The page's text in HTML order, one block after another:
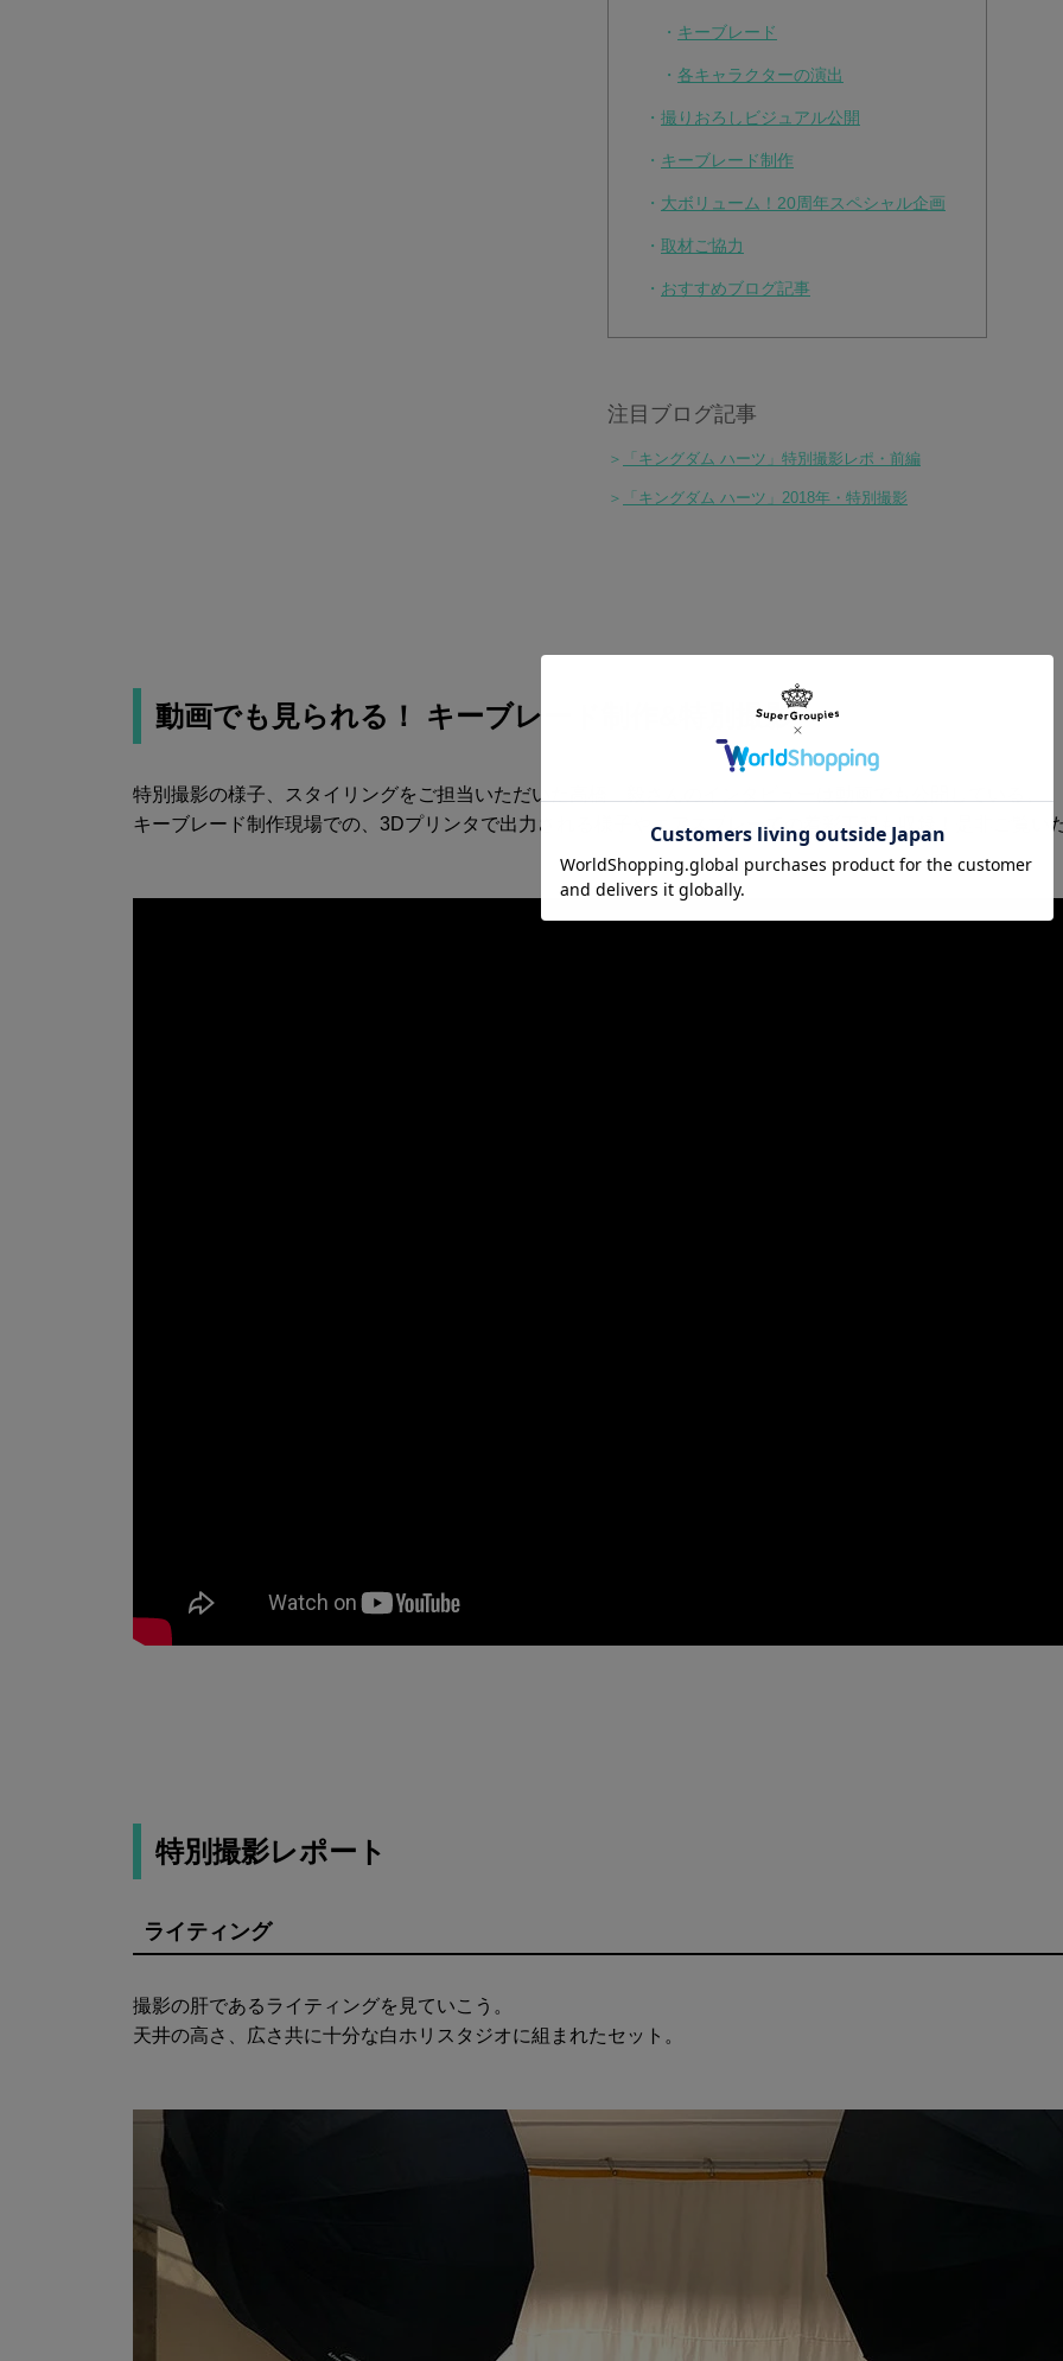
・ キーブレード
・ 各キャラクターの演出
・ 撮りおろしビジュアル公開
・ キーブレード制作
・ 大ボリューム！20周年スペシャル企画
・ 取材ご協力
・ おすすめブログ記事
注目ブログ記事
＞ 「キングダム ハーツ」特別撮影レポ・前編
＞ 「キングダム ハーツ」2018年・特別撮影
動画でも見られる！ キーブレード制作&特別撮影
特別撮影の様子、スタイリングをご担当いただいた高橋 毅さんのインタビューは動画でも公開している。
キーブレード制作現場での、3Dプリンタで出力される様子やエアスプレーでの着彩工程も収録！是非ご覧い
特別撮影レポート
ライティング
撮影の肝であるライティングを見ていこう。
天井の高さ、広さ共に十分な白ホリスタジオに組まれたセット。